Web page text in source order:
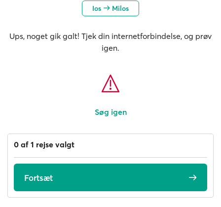
Ios Milos
Ups, noget gik galt! Tjek din internetforbindelse, og prøv
igen.
Søg igen
0 af 1 rejse valgt
Fortsæt